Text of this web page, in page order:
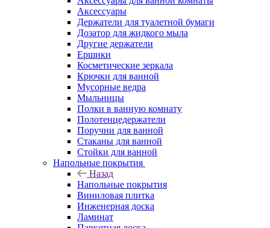
Аксессуары
Держатели для туалетной бумаги
Дозатор для жидкого мыла
Другие держатели
Ершики
Косметические зеркала
Крючки для ванной
Мусорные ведра
Мыльницы
Полки в ванную комнату
Полотенцедержатели
Поручни для ванной
Стаканы для ванной
Стойки для ванной
Напольные покрытия
Назад
Напольные покрытия
Виниловая плитка
Инженерная доска
Ламинат